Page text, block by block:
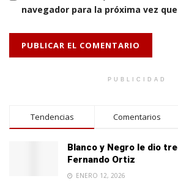
navegador para la próxima vez
PUBLICIDAD
Tendencias Comentarios
Blanco y Negro le dio
Fernando Ortiz
ENERO 12, 2026